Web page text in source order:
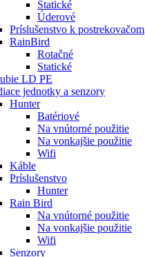
Statické
Úderové
Príslušenstvo k postrekovačom
RainBird
Rotačné
Statické
LD PE
jednotky a senzory
Hunter
Batériové
Na vnútorné použitie
Na vonkajšie použitie
Wifi
Káble
Príslušenstvo
Hunter
Rain Bird
Na vnútorné použitie
Na vonkajšie použitie
Wifi
Senzory